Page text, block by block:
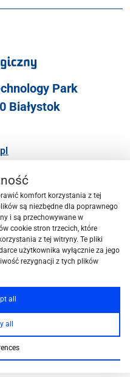
Park
Białystok
komfort korzystania z tej
są niezbędne dla poprawnego
i są przechowywane w
cookie stron trzecich, które
z tej witryny. Te pliki
użytkownika wyłącznie za jego
rezygnacji z tych plików
all
all